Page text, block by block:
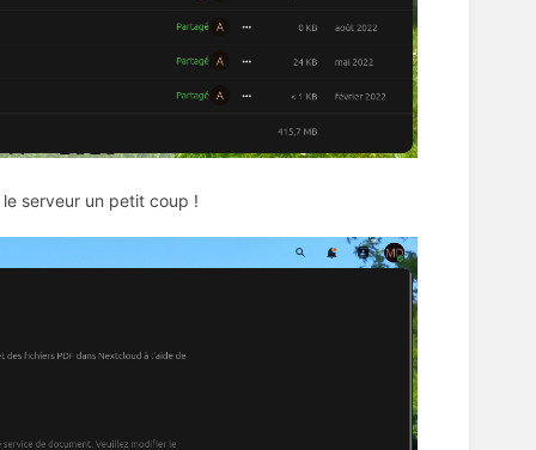
serveur un petit coup !